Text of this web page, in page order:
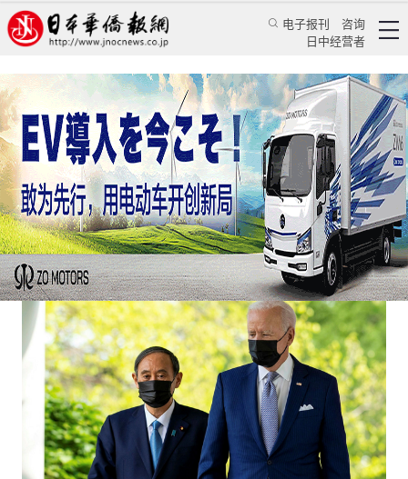
电子报刊
咨询
日中经营者
日本跳上美国战车推高东亚地区安全风险
田庆立 日本新闻 政治焦点
日本华侨报网 2021/5/21 06:58:43